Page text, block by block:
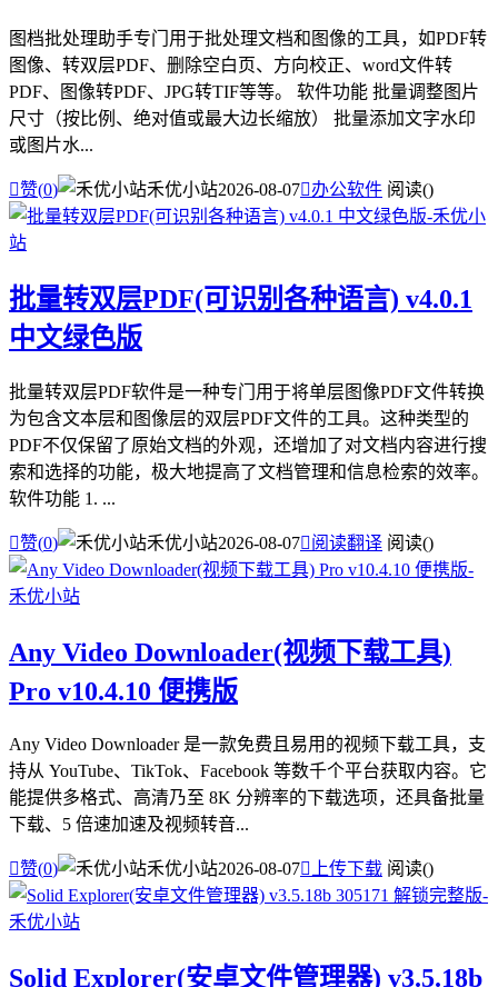
图档批处理助手专门用于批处理文档和图像的工具，如PDF转
图像、转双层PDF、删除空白页、方向校正、word文件转
PDF、图像转PDF、JPG转TIF等等。 软件功能 批量调整图片
尺寸（按比例、绝对值或最大边长缩放） 批量添加文字水印
或图片水...
赞(0) 禾优小站2026-08-07办公软件 阅读()
批量转双层PDF(可识别各种语言) v4.0.1
中文绿色版
批量转双层PDF软件是一种专门用于将单层图像PDF文件转换
为包含文本层和图像层的双层PDF文件的工具。这种类型的
PDF不仅保留了原始文档的外观，还增加了对文档内容进行搜
索和选择的功能，极大地提高了文档管理和信息检索的效率。
软件功能 1. ...
赞(0) 禾优小站2026-08-07阅读翻译 阅读()
Any Video Downloader(视频下载工具)
Pro v10.4.10 便携版
Any Video Downloader 是一款免费且易用的视频下载工具，支
持从 YouTube、TikTok、Facebook 等数千个平台获取内容。它
能提供多格式、高清乃至 8K 分辨率的下载选项，还具备批量
下载、5 倍速加速及视频转音...
赞(0) 禾优小站2026-08-07上传下载 阅读()
Solid Explorer(安卓文件管理器) v3.5.18b